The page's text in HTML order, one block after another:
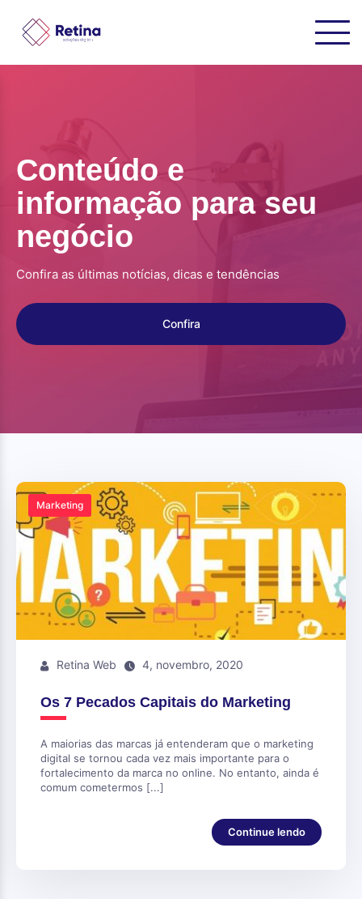
Conteúdo e
informação para seu
negócio
Confira as últimas notícias, dicas e tendências
Confira
Marketing
Retina Web 4, novembro, 2020
Os 7 Pecados Capitais do Marketing
A maiorias das marcas já entenderam que o marketing
digital se tornou cada vez mais importante para o
fortalecimento da marca no online. No entanto, ainda é
comum cometermos [...]
Continue lendo